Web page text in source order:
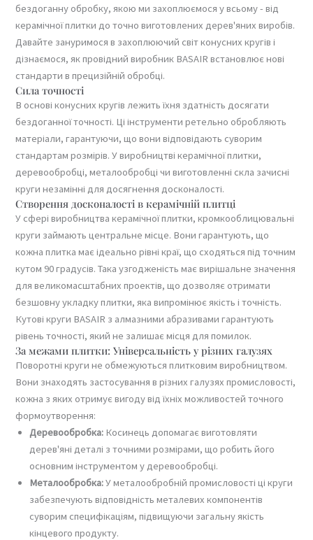
бездоганну обробку, якою ми захоплюємося у всьому - від
керамічної плитки до точно виготовлених дерев'яних виробів.
Давайте зануримося в захоплюючий світ конусних кругів і
дізнаємося, як провідний виробник BASAIR встановлює нові
стандарти в прецизійній обробці.
Сила точності
В основі конусних кругів лежить їхня здатність досягати
бездоганної точності. Ці інструменти ретельно обробляють
матеріали, гарантуючи, що вони відповідають суворим
стандартам розмірів. У виробництві керамічної плитки,
деревообробці, металообробці чи виготовленні скла зачисні
круги незамінні для досягнення досконалості.
Створення досконалості в керамічній плитці
У сфері виробництва керамічної плитки, кромкооблицювальні
круги займають центральне місце. Вони гарантують, що
кожна плитка має ідеально рівні краї, що сходяться під точним
кутом 90 градусів. Така узгодженість має вирішальне значення
для великомасштабних проектів, що дозволяє отримати
безшовну укладку плитки, яка випромінює якість і точність.
Кутові круги BASAIR з алмазними абразивами гарантують
рівень точності, який не залишає місця для помилок.
За межами плитки: Універсальність у різних галузях
Поворотні круги не обмежуються плитковим виробництвом.
Вони знаходять застосування в різних галузях промисловості,
кожна з яких отримує вигоду від їхніх можливостей точного
формоутворення:
Деревообробка: Косинець допомагає виготовляти
дерев'яні деталі з точними розмірами, що робить його
основним інструментом у деревообробці.
Металообробка:У металообробній промисловості ці круги
забезпечують відповідність металевих компонентів
суворим специфікаціям, підвищуючи загальну якість
кінцевого продукту.